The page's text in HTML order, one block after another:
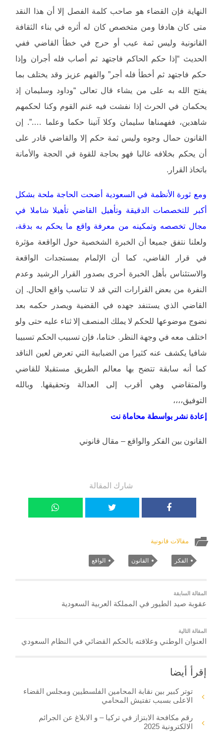
النهاية فإن القضاء هو صاحب كلمة الفصل إلا أن هذا النقد
متى كان هادفا ومن متخصص كان له أثره في بناء الثقافة
القانونية وليس ثمة عيب أو حرج في خطأ القاضي ففي
الحديث “إذا حكم الحاكم فاجتهد ثم أصاب فله أجران وإذا
حكم فاجتهد ثم أخطأ فله أجر” والفهم عزيز وقد يختلف بما
يفتح الله به على من يشاء قال تعالى “وداود وسليمان إذ
يحكمان في الحرث إذا نفشت فيه غنم القوم وكنا لحكمهم
شاهدين، ففهمناها سليمان وكلا آتينا حكما وعلما ….”. إن
القانون حمال وجوه وليس ثمة حكم إلا والقاضي قادر على
أن يحكم بخلافه غالبا فهو بحاجة للقوة في الحجة والأمانة
باتخاذ القرار.
ومع ثورة الأنظمة في السعودية أضحت الحاجة ملحة بشكل
أكبر للتخصصات الدقيقة وتأهيل القاضي تأهيلا شاملا في
مجال تخصصه وتمكينه من معرفة واقع ما يحكم به بدقة،
ولعلنا نتفق جميعا أن الخبرة الشخصية حول الواقعة مؤثرة
في قرار القاضي، كما أن الإلمام بمستجدات الواقعة
والاستئناس بأهل الخبرة أحرى بصدور القرار الرشيد وعدم
النفرة من بعض القرارات التي قد لا تناسب واقع الحال. إن
القاضي الذي يستنفد جهده في القضية ويصدر حكمه بعد
نضوج موضوعها للحكم لا يملك المنصف إلا ثناء عليه حتى ولو
اختلف معه في وجهة النظر. ختاما، فإن تسبيب الحكم تسبيبا
شافيا يكشف عنه كثيرا من الضبابية التي تعرض لعين الناقد
كما أنه سابقة تتضح بها معالم الطريق مستقبلا للقاضي
والمتقاضي وهي أقرب إلى العدالة وتحقيقها. وبالله
التوفيق،،،،
إعادة نشر بواسطة محاماة نت
القانون بين الفكر والواقع – مقال قانوني
شارك المقالة
مقالات قانونية
الفكر القانون الواقع
المقالة السابقة
عقوبة صيد الطيور في المملكة العربية السعودية
المقالة التالية
العنوان الوطني وعلاقته بالحكم القضائي في النظام السعودي
إقرأ أيضا
توتر كبير بين نقابة المحامين الفلسطيين ومجلس القضاء
الاعلى بسبب تفتيش المحامي
رقم مكافحة الابتزاز في تركيا – و الابلاغ عن الجرائم
الالكترونية 2025